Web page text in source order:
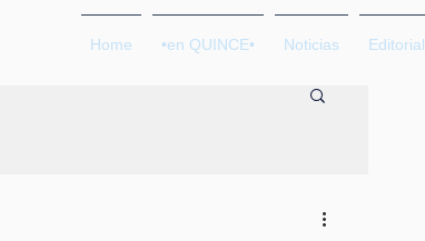
Home •en QUINCE• Noticias Editorial